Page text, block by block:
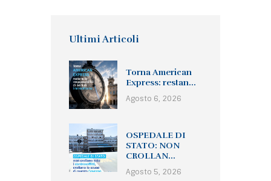
Ultimi Articoli
Torna American
Express: restan...
Agosto 6, 2026
OSPEDALE DI
STATO: NON
CROLLAN...
Agosto 5, 2026